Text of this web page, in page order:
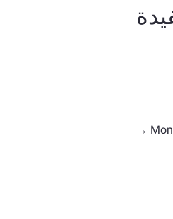
مماثلة. تحقق من جميع الأصول
على